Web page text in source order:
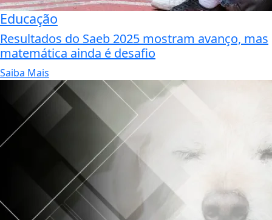
Educação
Resultados do Saeb 2025 mostram avanço, mas
matemática ainda é desafio
Saiba Mais